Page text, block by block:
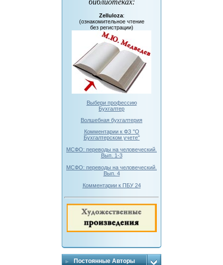
библиотеках:
Zelluloza:
(ознакомительное чтение
без регистрации)
Выбери профессию
Бухгалтер
Волшебная бухгалтерия
Комментарии к ФЗ "О
Бухгалтерском учете"
МСФО: переводы на человеческий.
Вып. 1-3
МСФО: переводы на человеческий.
Вып. 4
Комментарии к ПБУ 24
Постоянные Авторы